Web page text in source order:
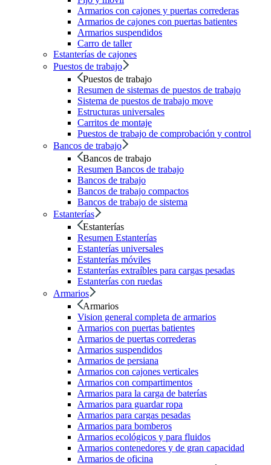
Armarios con cajones y puertas correderas
Armarios de cajones con puertas batientes
Armarios suspendidos
Carro de taller
Estanterías de cajones
Puestos de trabajo
Puestos de trabajo
Resumen de sistemas de puestos de trabajo
Sistema de puestos de trabajo move
Estructuras universales
Carritos de montaje
Puestos de trabajo de comprobación y control
Bancos de trabajo
Bancos de trabajo
Resumen Bancos de trabajo
Bancos de trabajo
Bancos de trabajo compactos
Bancos de trabajo de sistema
Estanterías
Estanterías
Resumen Estanterías
Estanterías universales
Estanterías móviles
Estanterías extraíbles para cargas pesadas
Estanterías con ruedas
Armarios
Armarios
Vision general completa de armarios
Armarios con puertas batientes
Armarios de puertas correderas
Armarios suspendidos
Armarios de persiana
Armarios con cajones verticales
Armarios con compartimentos
Armarios para la carga de baterías
Armarios para guardar ropa
Armarios para cargas pesadas
Armarios para bomberos
Armarios ecológicos y para fluidos
Armarios contenedores y de gran capacidad
Armarios de oficina